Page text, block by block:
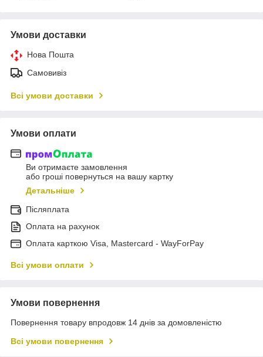
Умови доставки
Нова Пошта
Самовивіз
Всі умови доставки
Умови оплати
Ви отримаєте замовлення
або гроші повернуться на вашу картку
Детальніше
Післяплата
Оплата на рахунок
Оплата карткою Visa, Mastercard - WayForPay
Всі умови оплати
Умови повернення
Повернення товару впродовж 14 днів за домовленістю
Всі умови повернення